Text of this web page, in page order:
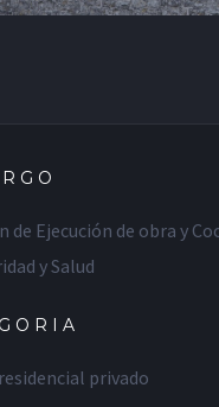
de Ejecución de obra y
y Salud
privado